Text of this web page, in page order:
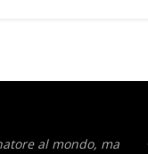
al mondo, ma